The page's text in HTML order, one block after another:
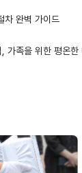
차 완벽 가이드
가족을 위한 평온한